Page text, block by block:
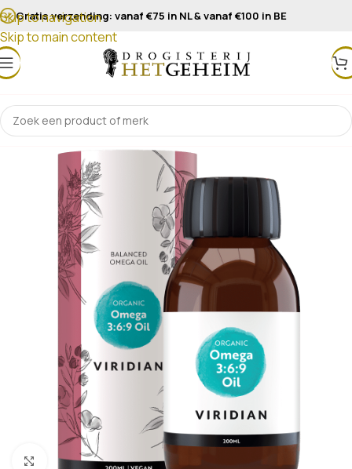
Skip to navigation
Skip to main content
Gratis verzending: vanaf €75 in NL & vanaf €100 in BE
Klik om te vergroten